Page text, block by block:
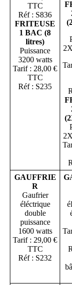
TTC
Réf : S836
FRITEUSE
1 BAC (8
litres)
Puissance
3200 watts
Tarif : 28,00 €
TTC
Réf : S235
GAUFFRIE
R
Gaufrier
éléctrique
double
puissance
1600 watts
Tarif : 29,00 €
TTC
Réf : S232